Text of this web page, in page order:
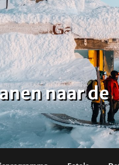
naar de